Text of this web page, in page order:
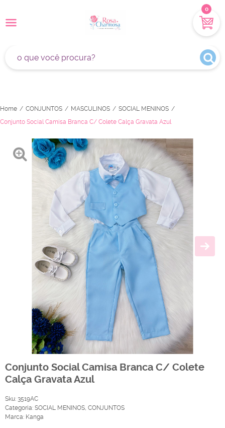
0
Home CONJUNTOS MASCULINOS
SOCIAL MENINOS
Conjunto Social Camisa Branca C/ Colete Calça Gravata Azul
Conjunto Social Camisa Branca C/ Colete
Calça Gravata Azul
Sku: 3519AC
Categoria: SOCIAL MENINOS, CONJUNTOS
Marca: Kanga